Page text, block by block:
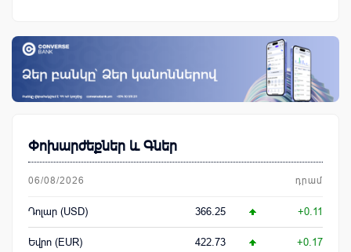
Փոխարժեքներ և Գներ
06/08/2026 դրամ
Դոլար (USD) 366.25 +0.11
Եվրո (EUR) 422.73 +0.17